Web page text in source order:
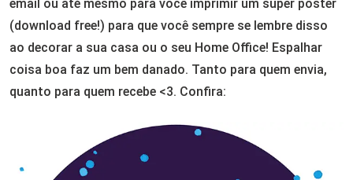
email ou até mesmo para você imprimir um super pôster
(download free!) para que você sempre se lembre disso
ao decorar a sua casa ou o seu Home Office! Espalhar
coisa boa faz um bem danado. Tanto para quem envia,
quanto para quem recebe <3. Confira: